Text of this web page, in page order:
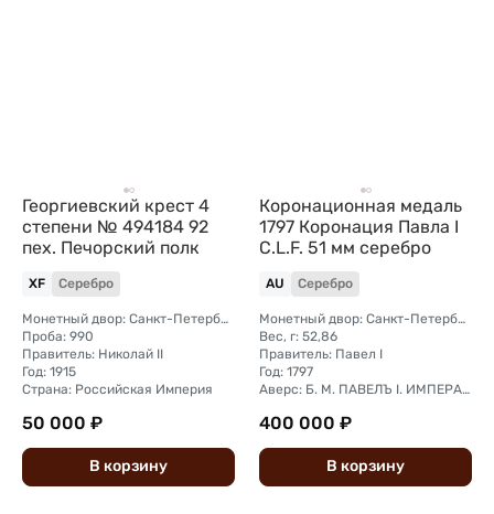
Георгиевский крест 4
степени № 494184 92
пех. Печорский полк
XF Серебро
Монетный двор: Санкт-Петербургский
Проба: 990
Правитель: Николай II
Год: 1915
Страна: Российская Империя
50 000 ₽
В корзину
Коронационная медаль
1797 Коронация Павла I
C.L.F. 51 мм серебро
AU Серебро
Монетный двор: Санкт-Петербургский
Вес, г: 52,86
Правитель: Павел I
Год: 1797
Аверс: Б. M. ПАВЕЛЪ I. ИМПЕРАТОРЪ И САМОДЕРЖЕЦЪ ВСЕРОСС.
400 000 ₽
В корзину